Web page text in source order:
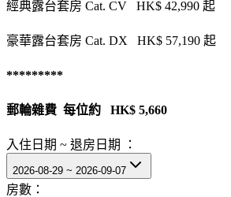
經典露台套房 Cat. CV HK$ 42,990 起
豪華露台套房 Cat. DX HK$ 57,190 起
*********
郵輪雜費 每位約 HK$ 5,660
入住日期 ~ 退房日期 ：
2026-08-29 ~ 2026-09-07
房數：